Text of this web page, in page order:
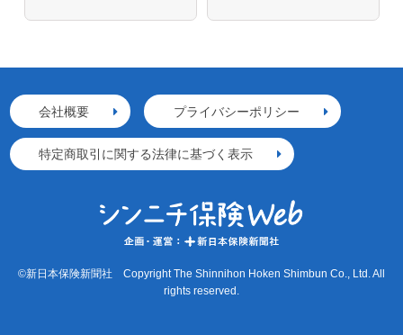
会社概要 プライバシーポリシー
特定商取引に関する法律に基づく表示
©新日本保険新聞社 Copyright The Shinnihon Hoken Shimbun Co., Ltd. All
rights reserved.